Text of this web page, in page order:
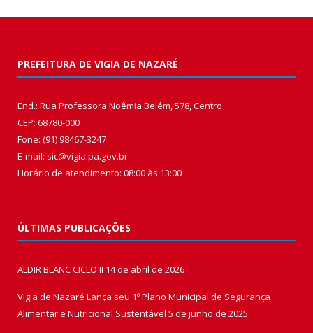
PREFEITURA DE VIGIA DE NAZARÉ
End.: Rua Professora Noêmia Belém, 578, Centro
CEP: 68780-000
Fone: (91) 98467-3247
E-mail: sic@vigia.pa.gov.br
Horário de atendimento: 08:00 às 13:00
ÚLTIMAS PUBLICAÇÕES
ALDIR BLANC CICLO II 14 de abril de 2026
Vigia de Nazaré Lança seu 1º Plano Municipal de Segurança
Alimentar e Nutricional Sustentável 5 de junho de 2025